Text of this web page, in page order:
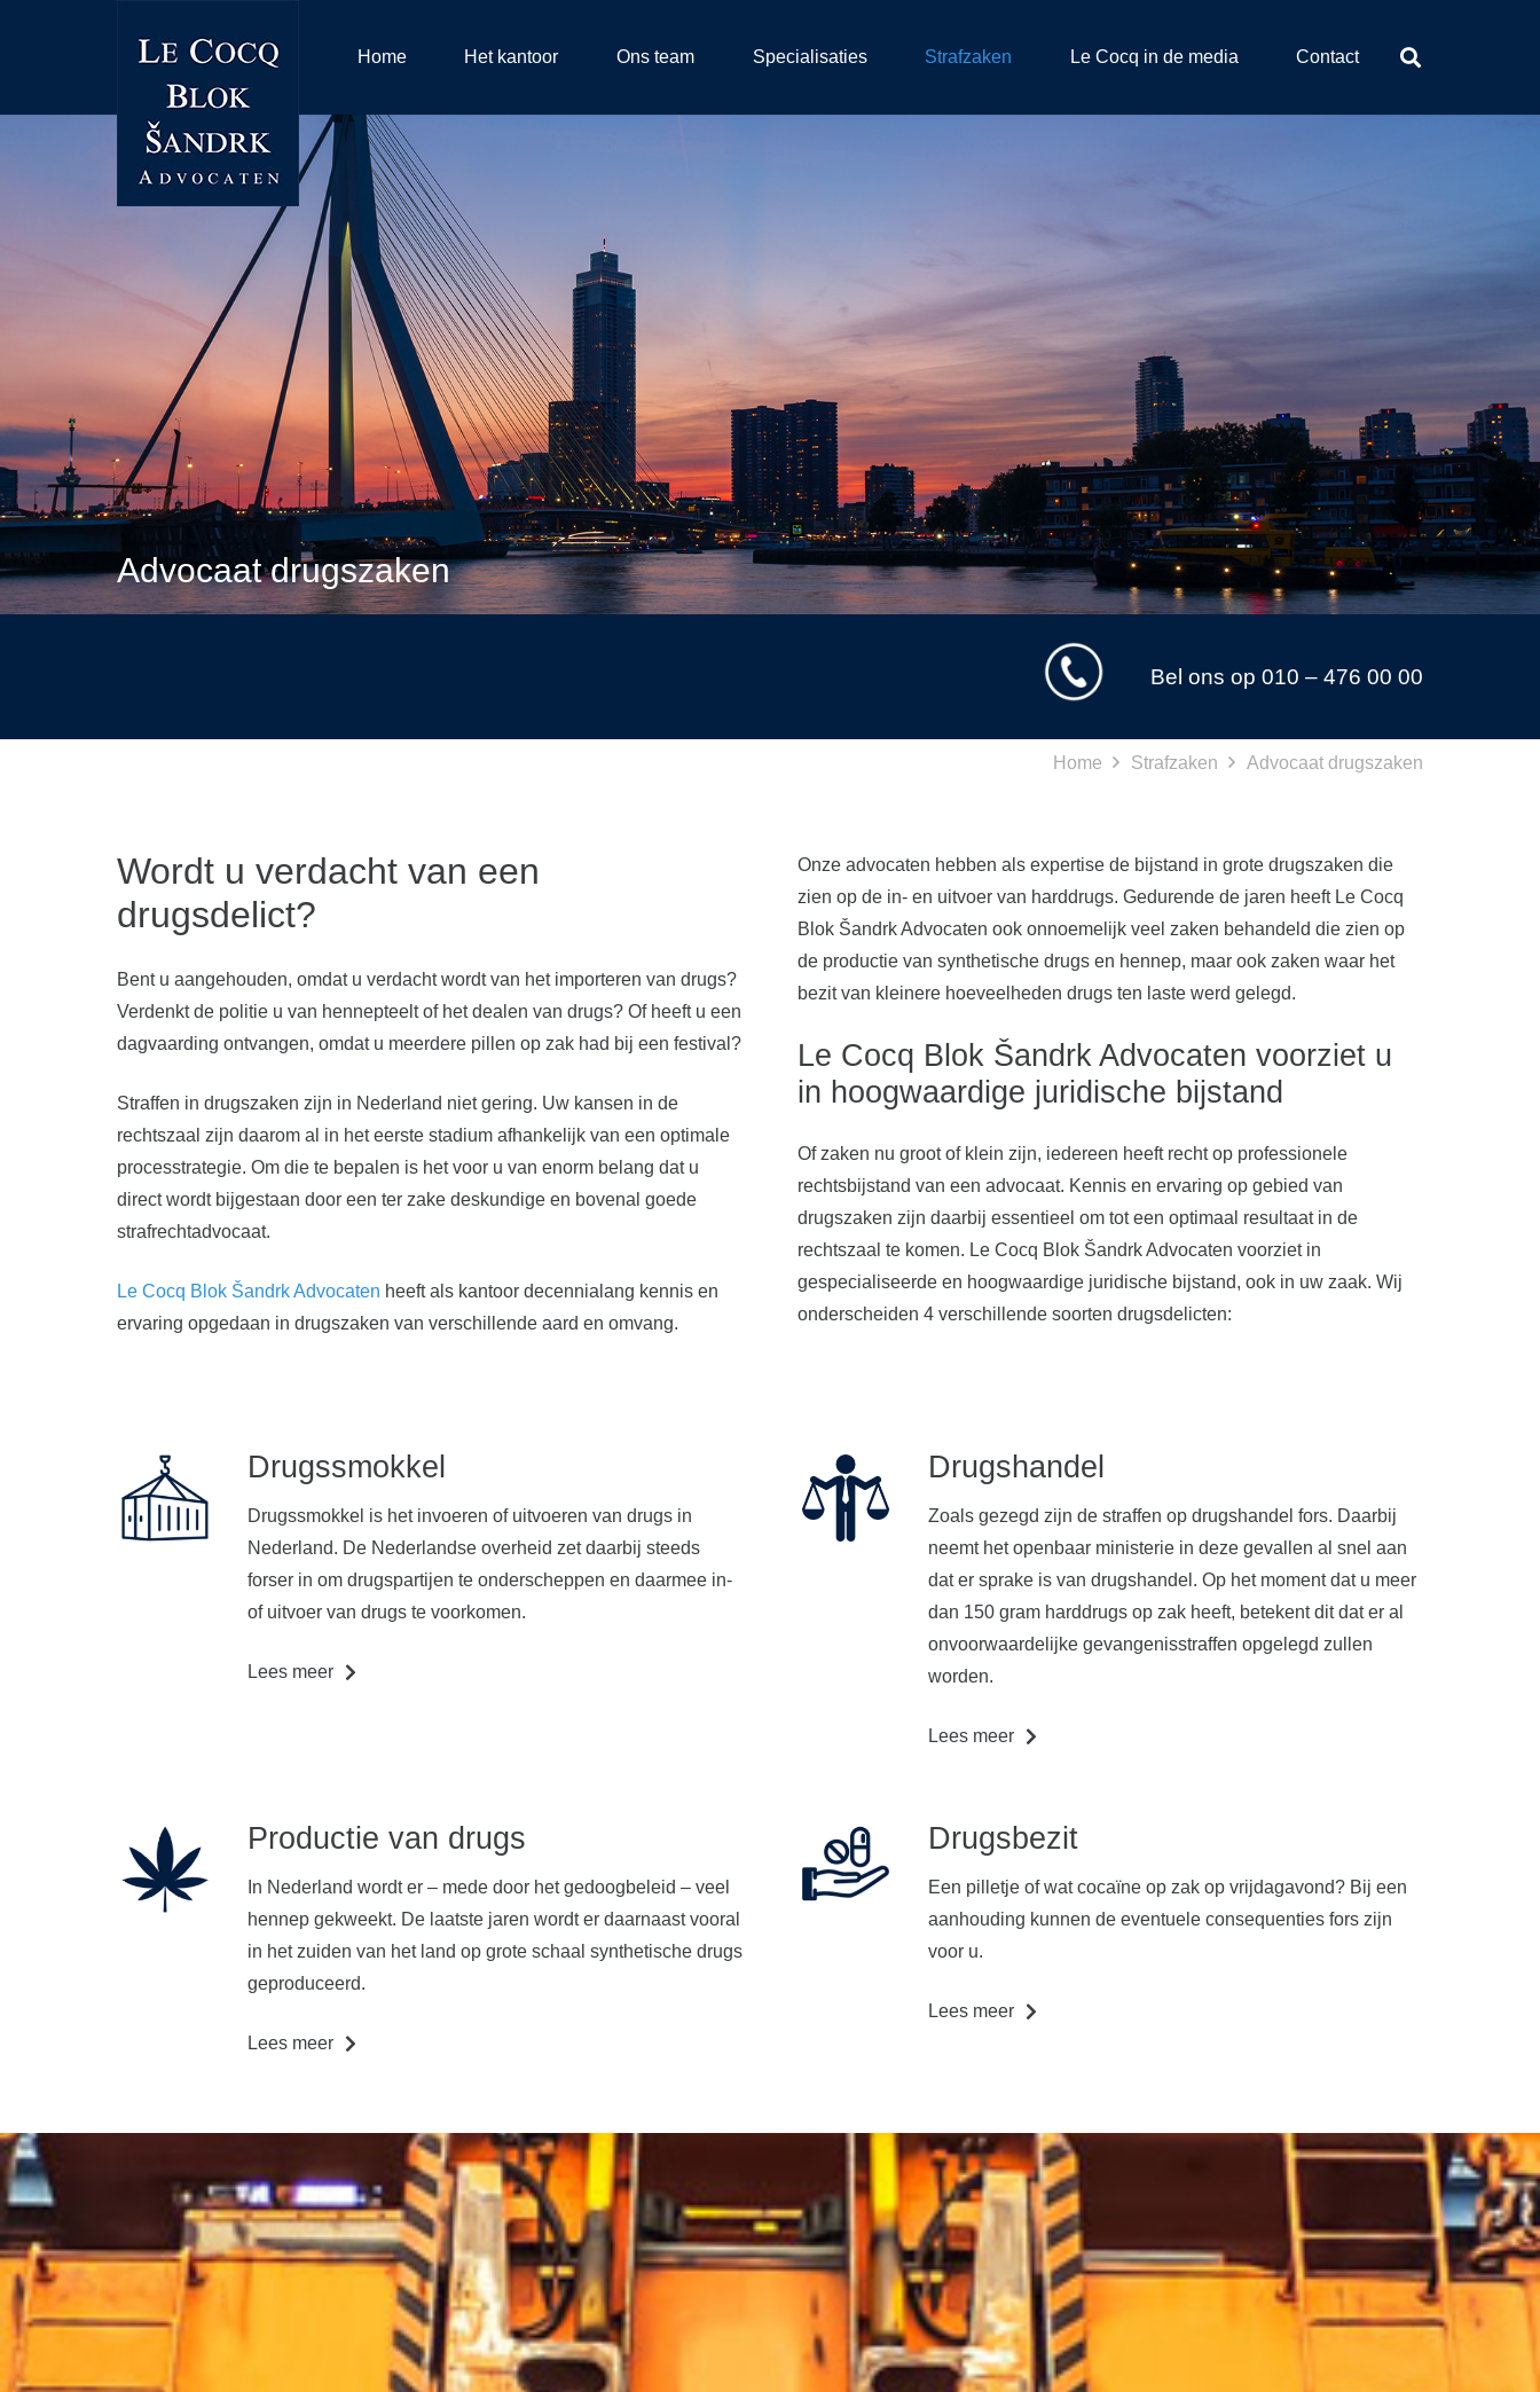
Home Het kantoor Ons team Specialisaties Strafzaken Le Cocq in de media Contact
Advocaat drugszaken
Bel ons op 010 – 476 00 00
Home Strafzaken Advocaat drugszaken
Wordt u verdacht van een
drugsdelict?
Bent u aangehouden, omdat u verdacht wordt van het importeren van drugs?
Verdenkt de politie u van hennepteelt of het dealen van drugs? Of heeft u een
dagvaarding ontvangen, omdat u meerdere pillen op zak had bij een festival?
Straffen in drugszaken zijn in Nederland niet gering. Uw kansen in de
rechtszaal zijn daarom al in het eerste stadium afhankelijk van een optimale
processtrategie. Om die te bepalen is het voor u van enorm belang dat u
direct wordt bijgestaan door een ter zake deskundige en bovenal goede
strafrechtadvocaat.
Le Cocq Blok Šandrk Advocaten heeft als kantoor decennialang kennis en
ervaring opgedaan in drugszaken van verschillende aard en omvang.
Onze advocaten hebben als expertise de bijstand in grote drugszaken die
zien op de in- en uitvoer van harddrugs. Gedurende de jaren heeft Le Cocq
Blok Šandrk Advocaten ook onnoemelijk veel zaken behandeld die zien op
de productie van synthetische drugs en hennep, maar ook zaken waar het
bezit van kleinere hoeveelheden drugs ten laste werd gelegd.
Le Cocq Blok Šandrk Advocaten voorziet u
in hoogwaardige juridische bijstand
Of zaken nu groot of klein zijn, iedereen heeft recht op professionele
rechtsbijstand van een advocaat. Kennis en ervaring op gebied van
drugszaken zijn daarbij essentieel om tot een optimaal resultaat in de
rechtszaal te komen. Le Cocq Blok Šandrk Advocaten voorziet in
gespecialiseerde en hoogwaardige juridische bijstand, ook in uw zaak. Wij
onderscheiden 4 verschillende soorten drugsdelicten:
Drugssmokkel
Drugssmokkel is het invoeren of uitvoeren van drugs in
Nederland. De Nederlandse overheid zet daarbij steeds
forser in om drugspartijen te onderscheppen en daarmee in-
of uitvoer van drugs te voorkomen.
Lees meer
Drugshandel
Zoals gezegd zijn de straffen op drugshandel fors. Daarbij
neemt het openbaar ministerie in deze gevallen al snel aan
dat er sprake is van drugshandel. Op het moment dat u meer
dan 150 gram harddrugs op zak heeft, betekent dit dat er al
onvoorwaardelijke gevangenisstraffen opgelegd zullen
worden.
Lees meer
Productie van drugs
In Nederland wordt er – mede door het gedoogbeleid – veel
hennep gekweekt. De laatste jaren wordt er daarnaast vooral
in het zuiden van het land op grote schaal synthetische drugs
geproduceerd.
Lees meer
Drugsbezit
Een pilletje of wat cocaïne op zak op vrijdagavond? Bij een
aanhouding kunnen de eventuele consequenties fors zijn
voor u.
Lees meer